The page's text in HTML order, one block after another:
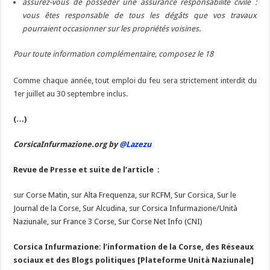
assurez-vous de posséder une assurance responsabilité civile :
vous êtes responsable de tous les dégâts que vos travaux
pourraient occasionner sur les propriétés voisines.
Pour toute information complémentaire, composez le 18
Comme chaque année, tout emploi du feu sera strictement interdit du
1er juillet au 30 septembre inclus.
(…)
CorsicaInfurmazione.org by@Lazezu
Revue de Presse et suite de l’article :
sur Corse Matin, sur Alta Frequenza, sur RCFM, Sur Corsica, Sur le
Journal de la Corse, Sur Alcudina, sur Corsica Infurmazione/Unità
Naziunale, sur France 3 Corse, Sur Corse Net Info (CNI)
Corsica Infurmazione: l’information de la Corse, des Réseaux
sociaux et des Blogs politiques [Plateforme Unità Naziunale]